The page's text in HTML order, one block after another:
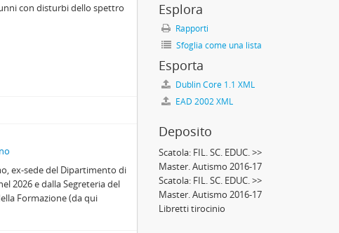
con disturbi dello spettro
ex-sede del Dipartimento di
2026 e dalla Segreteria del
Formazione (da qui
Esplora
Rapporti
Sfoglia come una lista
Esporta
Dublin Core 1.1 XML
EAD 2002 XML
Deposito
Scatola: FIL. SC. EDUC. >>
Master. Autismo 2016-17
Scatola: FIL. SC. EDUC. >>
Master. Autismo 2016-17
Libretti tirocinio